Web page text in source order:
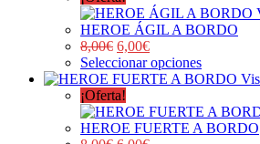
HEROE ÁGIL A BORDO
8,00€ 6,00€
Seleccionar opciones
¡Oferta!
HEROE FUERTE A BORDO